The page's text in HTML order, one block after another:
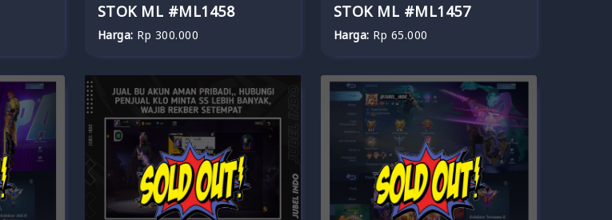
STOK ML #ML1458
Harga: Rp 300.000
STOK ML #ML1457
Harga: Rp 65.000